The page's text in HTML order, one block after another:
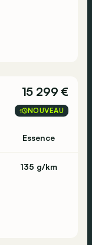
15 299 €
NOUVEAU
Essence
135 g/km